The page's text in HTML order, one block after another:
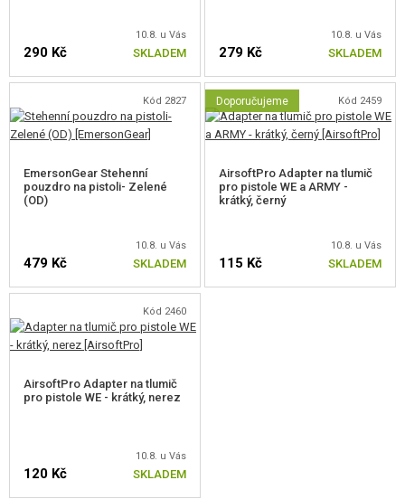
10.8. u Vás
290 Kč SKLADEM
10.8. u Vás
279 Kč SKLADEM
Kód 2827
EmersonGear Stehenní
pouzdro na pistoli- Zelené
(OD)
10.8. u Vás
479 Kč SKLADEM
Doporučujeme Kód 2459
AirsoftPro Adapter na tlumič
pro pistole WE a ARMY -
krátký, černý
10.8. u Vás
115 Kč SKLADEM
Kód 2460
AirsoftPro Adapter na tlumič
pro pistole WE - krátký, nerez
10.8. u Vás
120 Kč SKLADEM